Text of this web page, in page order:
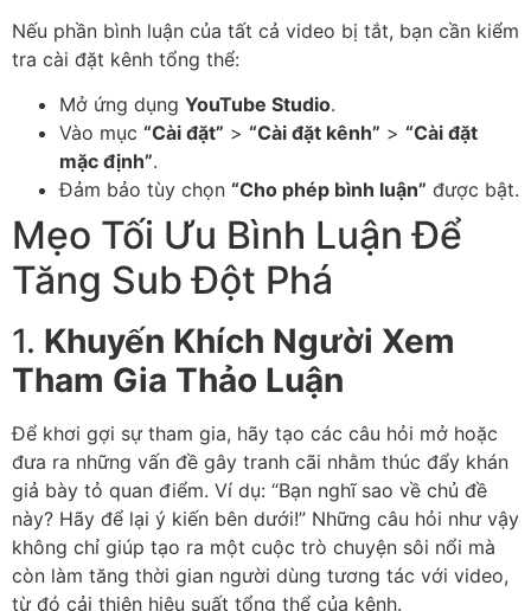
Nếu phần bình luận của tất cả video bị tắt, bạn cần kiểm
tra cài đặt kênh tổng thể:
Mở ứng dụng YouTube Studio.
Vào mục “Cài đặt” > “Cài đặt kênh” > “Cài đặt
mặc định”.
Đảm bảo tùy chọn “Cho phép bình luận” được bật.
Mẹo Tối Ưu Bình Luận Để
Tăng Sub Đột Phá
1. Khuyến Khích Người Xem
Tham Gia Thảo Luận
Để khơi gợi sự tham gia, hãy tạo các câu hỏi mở hoặc
đưa ra những vấn đề gây tranh cãi nhằm thúc đẩy khán
giả bày tỏ quan điểm. Ví dụ: “Bạn nghĩ sao về chủ đề
này? Hãy để lại ý kiến bên dưới!” Những câu hỏi như vậy
không chỉ giúp tạo ra một cuộc trò chuyện sôi nổi mà
còn làm tăng thời gian người dùng tương tác với video,
từ đó cải thiện hiệu suất tổng thể của kênh.